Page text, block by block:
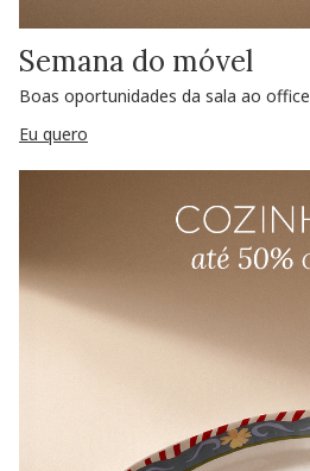
Semana do móvel
Boas oportunidades da sala ao office
Eu quero